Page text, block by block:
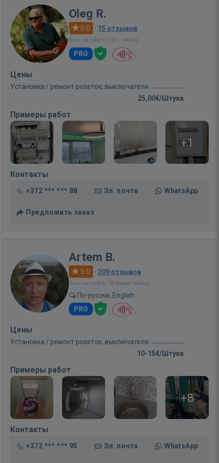
Oleg R.
5.0 · 15 отзывов
Был на сайте: 16 ч. назад
PRO
Цены
Установка / ремонт розеток, выключателя
25,00€/Штука
Примеры работ
+1
Контакты
+372 *** *** 88 Эл. почта WhatsApp
Предложить заказ
Artem B.
5.0 · 209 отзывов
Был на сайте: 32 минут назад
По-русски, English
PRO
Цены
Установка / ремонт розеток, выключателя
10-15€/Штука
Примеры работ
+8
Контакты
+372 *** *** 95 Эл. почта WhatsApp